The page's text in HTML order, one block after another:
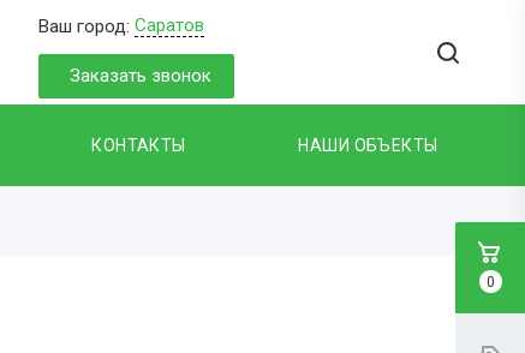
Ваш город: Саратов
Заказать звонок
КОНТАКТЫ НАШИ ОБЪЕКТЫ
0